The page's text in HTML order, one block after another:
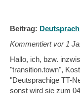
Beitrag:
Kommentiert vor 1
Hallo, ich, bzw.
"transition.town",
"Deutsprachige TT-
sonst wird sie zum